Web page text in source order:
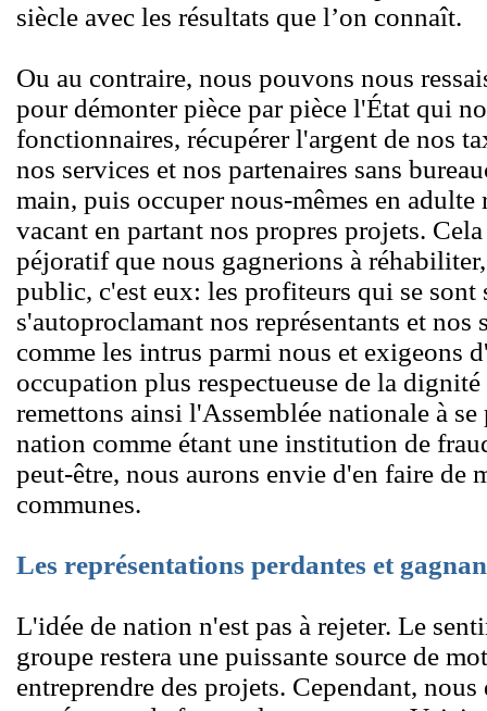
siècle avec les résultats que l’on connaît.
Ou au contraire, nous pouvons nous
pour démonter pièce par pièce l'État qui
fonctionnaires, récupérer l'argent de nos
nos services et nos partenaires sans
main, puis occuper nous-mêmes en adulte
vacant en partant nos propres projets.
péjoratif que nous gagnerions à
public, c'est eux: les profiteurs qui se sont
s'autoproclamant nos représentants et nos
comme les intrus parmi nous et exigeons
occupation plus respectueuse de la
remettons ainsi l'Assemblée nationale à
nation comme étant une institution de
peut-être, nous aurons envie d'en faire de
communes.
Les représentations perdantes et
L'idée de nation n'est pas à rejeter. Le
groupe restera une puissante source de
entreprendre des projets. Cependant,